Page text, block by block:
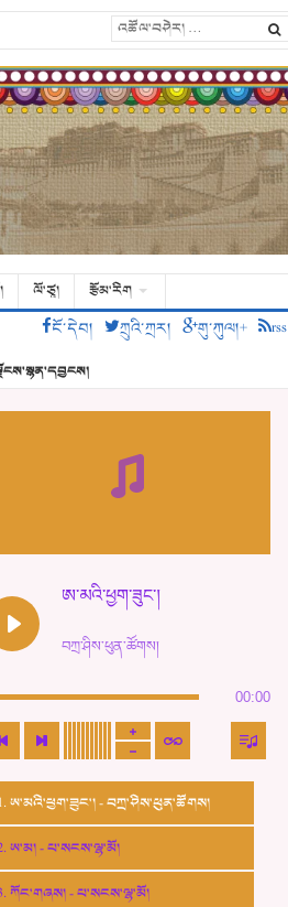
ལོ་ཙཱ།
རྩོམ་རིག
ངོ་དེབ།
ཀྲུའི་ཀྲར། གུ་ཀུལ།+ rss
ཨ་མའི་ཕྱག་ཟུང་།
བཀྲ་ཤིས་ཕུན་ཚོགས།
00:00
ཨ་མའི་ཕྱག་ཟུང་། - བཀྲ་ཤིས་ཕུན་ཚོགས།
ཨ་མ། - པ་སངས་ལྷ་མོ།
ཀོང་གཞས། - པ་སངས་ལྷ་མོ།